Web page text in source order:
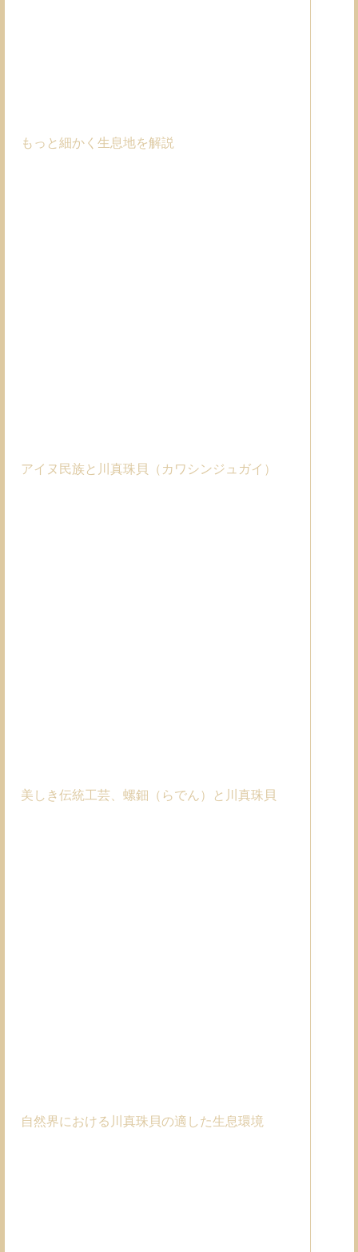
もっと細かく生息地を解説
アイヌ民族と川真珠貝（カワシンジュガイ）
美しき伝統工芸、螺鈿（らでん）と川真珠貝
自然界における川真珠貝の適した生息環境